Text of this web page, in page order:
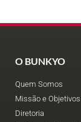
O BUNKYO
Quem Somos
Missão e Objetivos
Diretoria